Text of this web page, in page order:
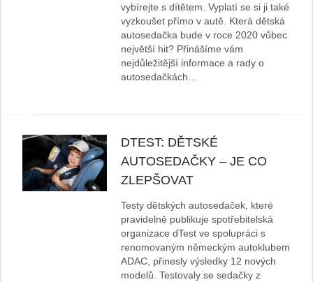
vybírejte s dítětem. Vyplatí se si ji také
vyzkoušet přímo v autě. Která dětská
autosedačka bude v roce 2020 vůbec
největší hit? Přinášíme vám
nejdůležitější informace a rady o
autosedačkách…
DTEST: DĚTSKÉ
AUTOSEDAČKY – JE CO
ZLEPŠOVAT
Testy dětských autosedaček, které
pravidelně publikuje spotřebitelská
organizace dTest ve spolupráci s
renomovaným německým autoklubem
ADAC, přinesly výsledky 12 nových
modelů. Testovaly se sedačky z